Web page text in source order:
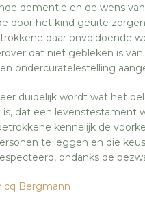
dementie en de wens
door het kind geuite
daar onvoldoende
dat niet gebleken is
ondercuratelestelling
duidelijk wordt wat het
is, dat een levenstestament
kennelijk de
te leggen en die
ondanks de
Bergmann